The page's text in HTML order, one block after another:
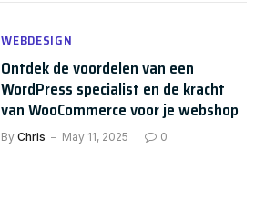
WEBDESIGN
Ontdek de voordelen van een
WordPress specialist en de kracht
van WooCommerce voor je webshop
By Chris May 11, 2025 0